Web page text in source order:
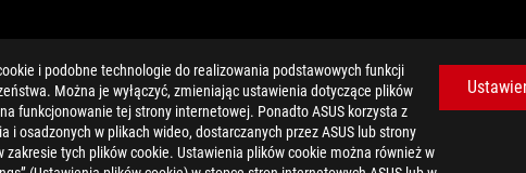
i podobne technologie do realizowania podstawowych funkcji
Można je wyłączyć, zmieniając ustawienia dotyczące plików
funkcjonowanie tej strony internetowej. Ponadto ASUS korzysta z
osadzonych w plikach wideo, dostarczanych przez ASUS lub strony
tych plików cookie. Ustawienia plików cookie można również w